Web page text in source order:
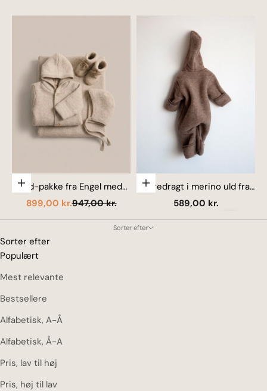
Vælg muligheder
Uld-pakke fra Engel med
køredragt, kyse & futter
Salgspris
899,00 kr.Normalpris
947,00 kr.
Vælg muligheder
Køredragt i merino uld fra
Engel - Valnød
Salgspris
589,00 kr.
Næste
Sorter efter
Sorter efter
Populært
Mest relevante
Bestsellere
Alfabetisk, A-Å
Alfabetisk, Å-A
Pris, lav til høj
Pris, høj til lav